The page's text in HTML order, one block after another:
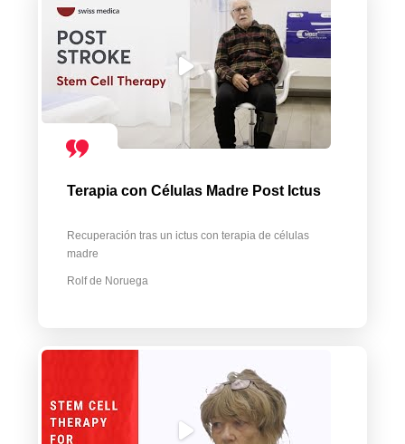
Terapia con Células Madre Post Ictus
Recuperación tras un ictus con terapia de células
madre
Rolf de Noruega